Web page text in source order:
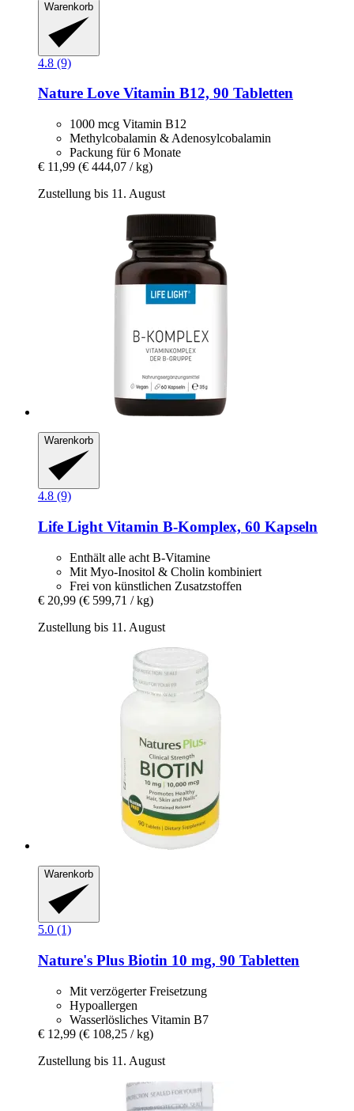
Warenkorb
4.8 (9)
Nature Love Vitamin B12, 90 Tabletten
1000 mcg Vitamin B12
Methylcobalamin & Adenosylcobalamin
Packung für 6 Monate
€ 11,99 (€ 444,07 / kg)
Zustellung bis 11. August
Warenkorb
4.8 (9)
Life Light Vitamin B-​Komplex, 60 Kapseln
Enthält alle acht B-Vitamine
Mit Myo-Inositol & Cholin kombiniert
Frei von künstlichen Zusatzstoffen
€ 20,99 (€ 599,71 / kg)
Zustellung bis 11. August
Warenkorb
5.0 (1)
Nature's Plus Biotin 10 mg, 90 Tabletten
Mit verzögerter Freisetzung
Hypoallergen
Wasserlösliches Vitamin B7
€ 12,99 (€ 108,25 / kg)
Zustellung bis 11. August